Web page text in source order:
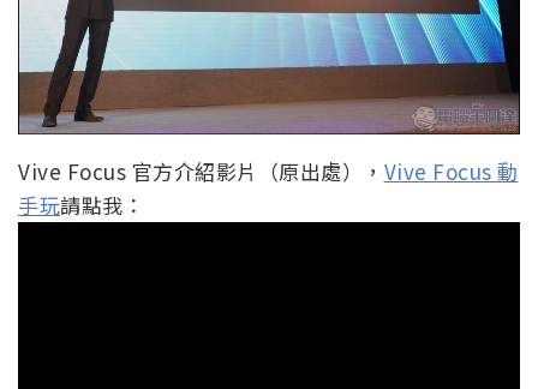
Vive Focus 官方介紹影片（原出處）， Vive Focus 動
手玩請點我：